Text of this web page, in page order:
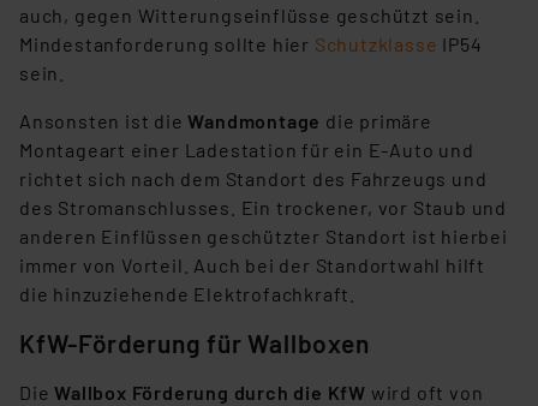
auch, gegen Witterungseinflüsse geschützt sein.
Mindestanforderung sollte hier Schutzklasse IP54
sein.
Ansonsten ist dieWandmontage die primäre
Montageart einer Ladestation für ein E-Auto und
richtet sich nach dem Standort des Fahrzeugs und
des Stromanschlusses. Ein trockener, vor Staub und
anderen Einflüssen geschützter Standort ist hierbei
immer von Vorteil. Auch bei der Standortwahl hilft
die hinzuziehende Elektrofachkraft.
KfW-Förderung für Wallboxen
DieWallbox Förderung durch die KfW wird oft von